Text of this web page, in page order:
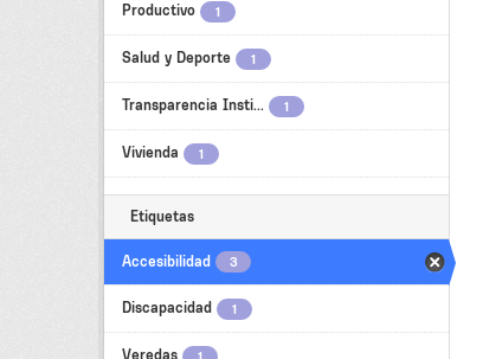
Productivo 1
Salud y Deporte 1
Transparencia Insti... 1
Vivienda 1
Etiquetas
Accesibilidad 3
Discapacidad 1
Veredas